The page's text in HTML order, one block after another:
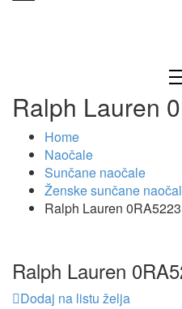
Ralph Lauren
Home
Naočale
Sunčane naočale
Ženske sunčane
Ralph Lauren 0RA5223
Ralph Lauren
Dodaj na listu želja